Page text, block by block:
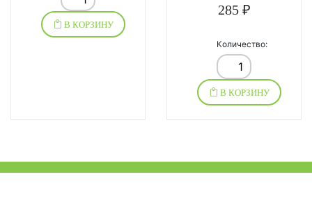
В КОРЗИНУ
285 ₽
Количество:
В КОРЗИНУ